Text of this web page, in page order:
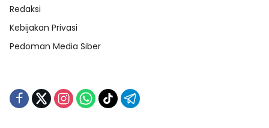
Redaksi
Kebijakan Privasi
Pedoman Media Siber